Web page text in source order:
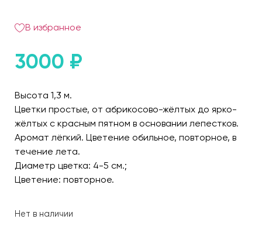
В избранное
3000 ₽
Высота 1,3 м.
Цветки простые, от абрикосово-жёлтых до ярко-
жёлтых с красным пятном в основании лепестков.
Аромат лёгкий. Цветение обильное, повторное, в
течение лета.
Диаметр цветка: 4-5 см.;
Цветение: повторное.
Нет в наличии